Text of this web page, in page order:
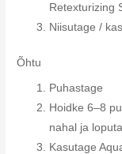
Retexturizing
Niisutage /
Õhtu
Puhastage
Hoidke 6–8
nahal ja
Kasutage